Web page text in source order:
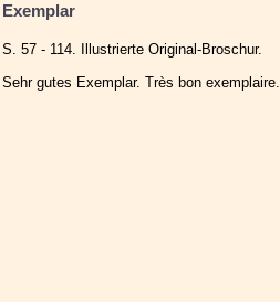
Exemplar
S. 57 - 114. Illustrierte Original-Broschur.
Sehr gutes Exemplar. Très bon exemplaire.